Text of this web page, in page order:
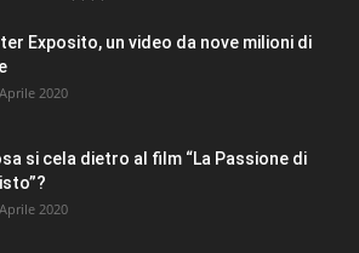
Exposito, un video da nove milioni di
2020
si cela dietro al film “La Passione di
2020